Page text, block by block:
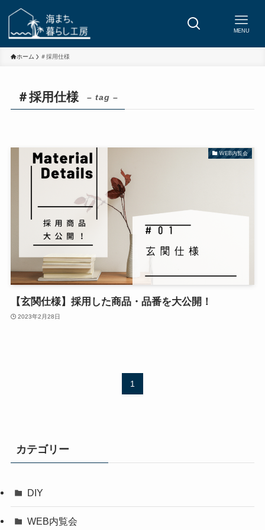
MENU
ホーム ＃採用仕様
＃採用仕様 – tag –
WEB内覧会
【玄関仕様】採用した商品・品番を大公開！
2023年2月28日
1
カテゴリー
DIY
WEB内覧会